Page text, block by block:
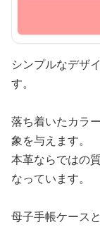
シンプルなデザ
す。
落ち着いたカラ
象を与えます。
本革ならではの
なっています。
母子手帳ケース